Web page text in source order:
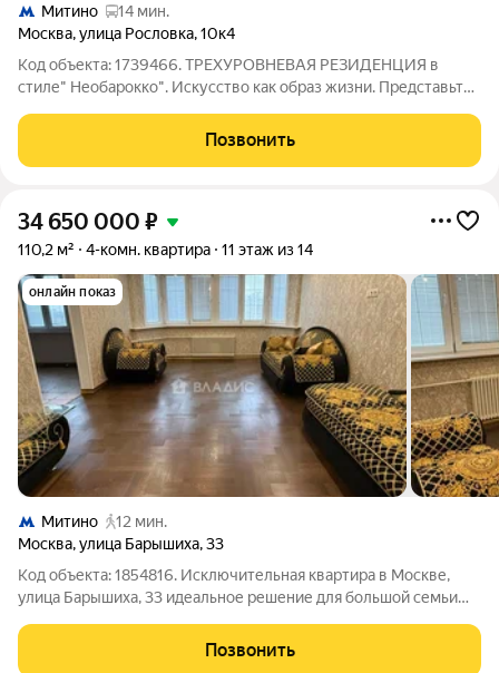
Митино
14 мин.
Москва,улица Рословка,10к4
Код объекта: 1739466. ТРЕХУРОВНЕВАЯ РЕЗИДЕНЦИЯ в
стиле" Необарокко". Искусство как образ жизни. Представьте
комфортом. Уникальная планировка квартиры 161,2 м типа
пентхаус в три уровня, ждет
Позвонить
34 650 000 ₽
110,2 м² 4-комн. квартира 11 этаж из 14
онлайн показ
Митино
12 мин.
Москва,улица Барышиха,33
Код объекта: 1854816. Исключительная квартира в Москве,
улица Барышиха, 33 идеальное решение для большой семьи
квартира на одиннадцатом этаже двенадцатиэтажного
панельного дома 1998 года
Позвонить